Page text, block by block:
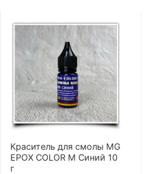
Краситель для смолы MG
EPOX COLOR M Синий 10
г